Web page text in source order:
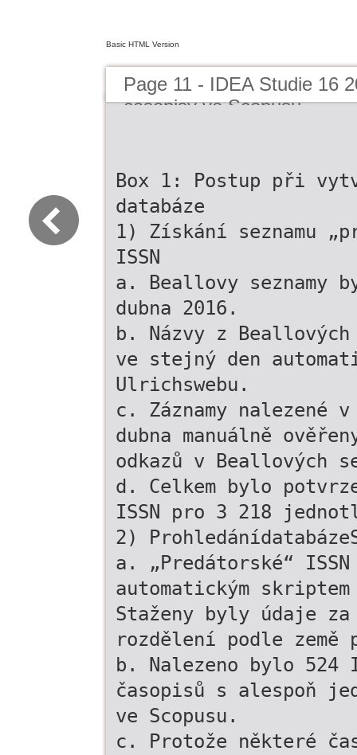
Basic HTML Version
Page 11 - IDEA Studie 16
casopisy ve Scopusu
Box 1: Postup při
databáze
1) Získání seznamu
ISSN
a. Beallovy seznamy
dubna 2016.
b. Názvy z Beallových
ve stejný den
Ulrichswebu.
c. Záznamy nalezené
dubna manuálně
odkazů v Beallových
d. Celkem bylo
ISSN pro 3 218
2)
a. „Predátorské“
automatickým
Staženy byly údaje
rozdělení podle země
b. Nalezeno bylo 524
časopisů s alespoň
ve Scopusu.
c. Protože některé